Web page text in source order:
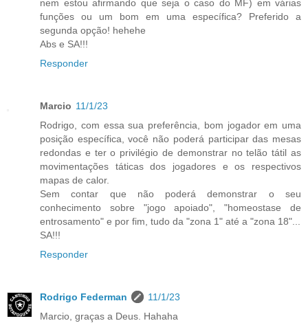
nem estou afirmando que seja o caso do MF) em várias
funções ou um bom em uma específica? Preferido a
segunda opção! hehehe
Abs e SA!!!
Responder
Marcio 11/1/23
Rodrigo, com essa sua preferência, bom jogador em uma
posição específica, você não poderá participar das mesas
redondas e ter o privilégio de demonstrar no telão tátil as
movimentações táticas dos jogadores e os respectivos
mapas de calor.
Sem contar que não poderá demonstrar o seu
conhecimento sobre "jogo apoiado", "homeostase de
entrosamento" e por fim, tudo da "zona 1" até a "zona 18"...
SA!!!
Responder
Rodrigo Federman
11/1/23
Marcio, graças a Deus. Hahaha